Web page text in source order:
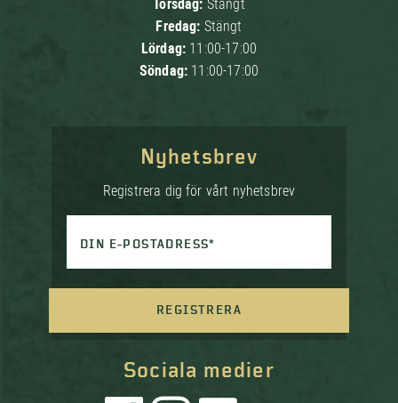
Torsdag: Stängt
Fredag: Stängt
Lördag: 11:00-17:00
Söndag: 11:00-17:00
Sociala medier
Nyhetsbrev
Registrera dig för vårt nyhetsbrev
DIN E-POSTADRESS*
REGISTRERA